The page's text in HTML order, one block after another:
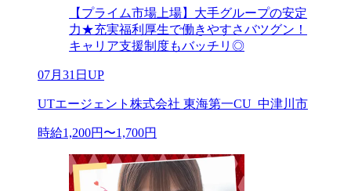
【プライム市場上場】大手グループの安定
力★充実福利厚生で働きやすさバツグン！
キャリア支援制度もバッチリ◎
07月31日UP
UTエージェント株式会社 東海第一CU_中津川市
時給1,200円〜1,700円